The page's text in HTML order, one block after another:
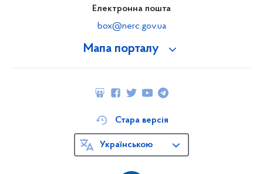
Мапа порталу
Електронна пошта
box@nerc.gov.ua
Стара версія
Українською